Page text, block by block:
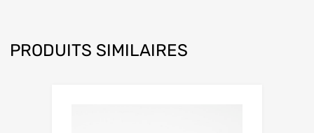
PRODUITS SIMILAIRES